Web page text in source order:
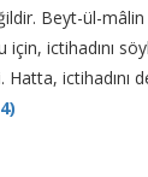
Beyt-ül-
ictihadını
ictihadını